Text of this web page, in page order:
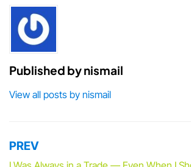
Published bynismail
View all posts by nismail
Post
PREV